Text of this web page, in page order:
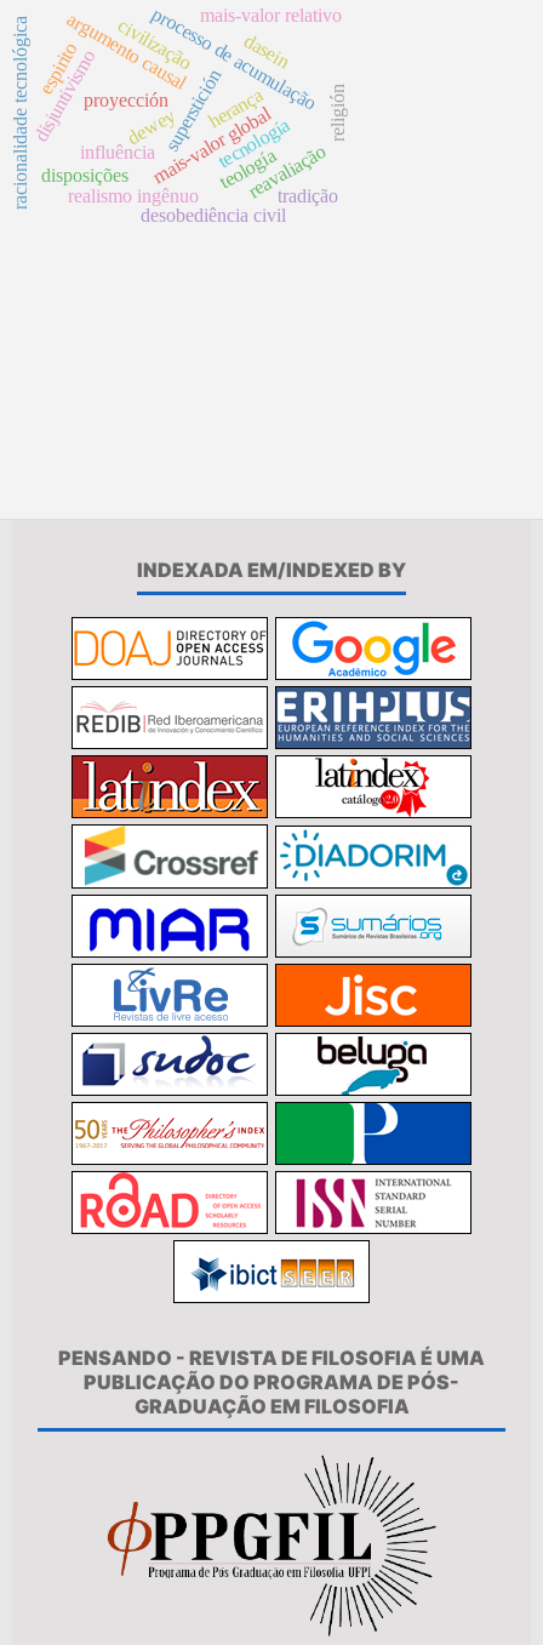
argumento causal
superstición
proyecciónprocesso de acumulação
mais-valor global
mais-valor relativo
disjuntivismo religión
realismo ingênuo
racionalidade tecnológica tecnología
dewey
teología
espirito
influência
desobediência civil
dasein
herança
reavaliação
tradição
disposições
civilização
INDEXADA EM/INDEXED BY
PENSANDO - REVISTA DE FILOSOFIA É UMA
PUBLICAÇÃO DO PROGRAMA DE PÓS-
GRADUAÇÃO EM FILOSOFIA